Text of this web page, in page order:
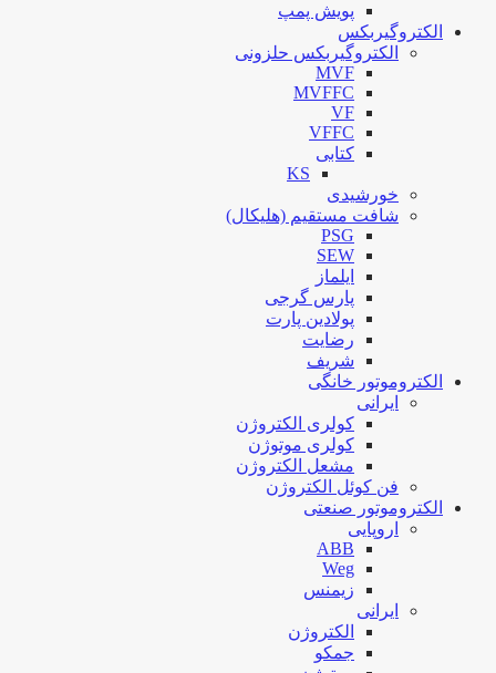
پویش پمپ
الکتروگیربکس
الکتروگیربکس حلزونی
MVF
MVFFC
VF
VFFC
کتابی
KS
خورشیدی
شافت مستقیم (هلیکال)
PSG
SEW
ایلماز
پارس گرجی
پولادین پارت
رضایت
شریف
الکتروموتور خانگی
ایرانی
کولری الکتروژن
کولری موتوژن
مشعل الکتروژن
فن کوئل الکتروژن
الکتروموتور صنعتی
اروپایی
ABB
Weg
زیمنس
ایرانی
الکتروژن
جمکو